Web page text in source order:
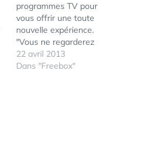
programmes TV pour
vous offrir une toute
nouvelle expérience.
"Vous ne regarderez
plus la télé comme
avant !"... Téléchargez
22 avril 2013
Dans "Freebox"